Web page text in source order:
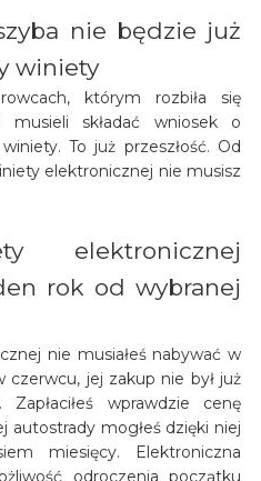
nie będzie już
winiety
którym rozbiła się
składać wniosek o
To już przeszłość. Od
elektronicznej nie musisz
elektronicznej
rok od wybranej
nie musiałeś nabywać w
czerwcu, jej zakup nie był już
wprawdzie cenę
autostrady mogłeś dzięki niej
miesięcy. Elektroniczna
odroczenia początku